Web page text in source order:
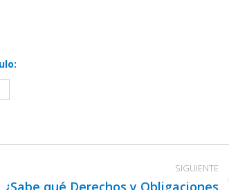
SIGUIENTE
¿Sabe qué Derechos y Obligaciones